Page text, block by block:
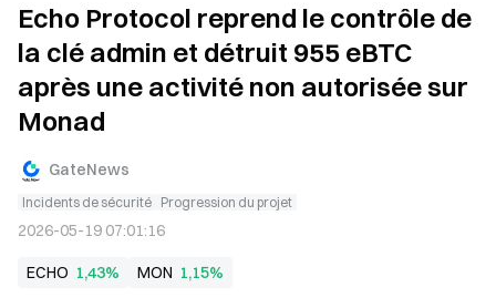
Echo Protocol reprend le contrôle de
la clé admin et détruit 955 eBTC
après une activité non autorisée sur
Monad
GateNews
Incidents de sécurité Progression du projet
2026-05-19 07:01:16
ECHO 1,43% MON 1,15%